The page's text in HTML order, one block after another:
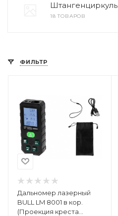
Штангенциркуль
18 ТОВАРОВ
ФИЛЬТР
Дальномер лазерный
BULL LM 8001 в кор.
(Проекция креста